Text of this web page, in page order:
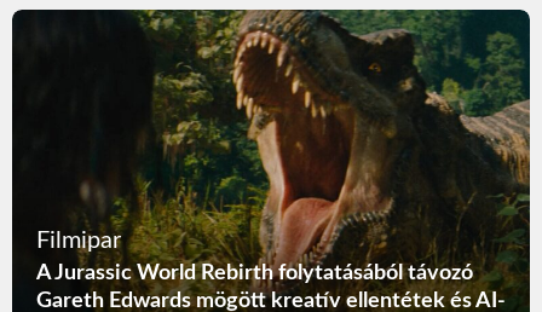
Filmipar
A Jurassic World Rebirth folytatásából távozó
Gareth Edwards mögött kreatív ellentétek és AI-